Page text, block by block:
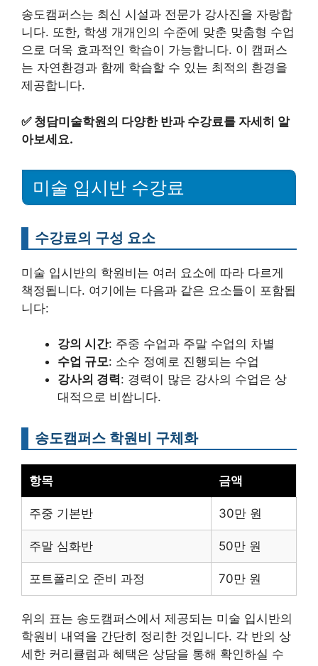
송도캠퍼스는 최신 시설과 전문가 강사진을 자랑합
니다. 또한, 학생 개개인의 수준에 맞춘 맞춤형 수업
으로 더욱 효과적인 학습이 가능합니다. 이 캠퍼스
는 자연환경과 함께 학습할 수 있는 최적의 환경을
제공합니다.
✅ 청담미술학원의 다양한 반과 수강료를 자세히 알
아보세요.
미술 입시반 수강료
수강료의 구성 요소
미술 입시반의 학원비는 여러 요소에 따라 다르게
책정됩니다. 여기에는 다음과 같은 요소들이 포함됩
니다:
강의 시간: 주중 수업과 주말 수업의 차별
수업 규모: 소수 정예로 진행되는 수업
강사의 경력: 경력이 많은 강사의 수업은 상
대적으로 비쌉니다.
송도캠퍼스 학원비 구체화
항목 금액
주중 기본반 30만 원
주말 심화반 50만 원
포트폴리오 준비 과정 70만 원
위의 표는 송도캠퍼스에서 제공되는 미술 입시반의
학원비 내역을 간단히 정리한 것입니다. 각 반의 상
세한 커리큘럼과 혜택은 상담을 통해 확인하실 수